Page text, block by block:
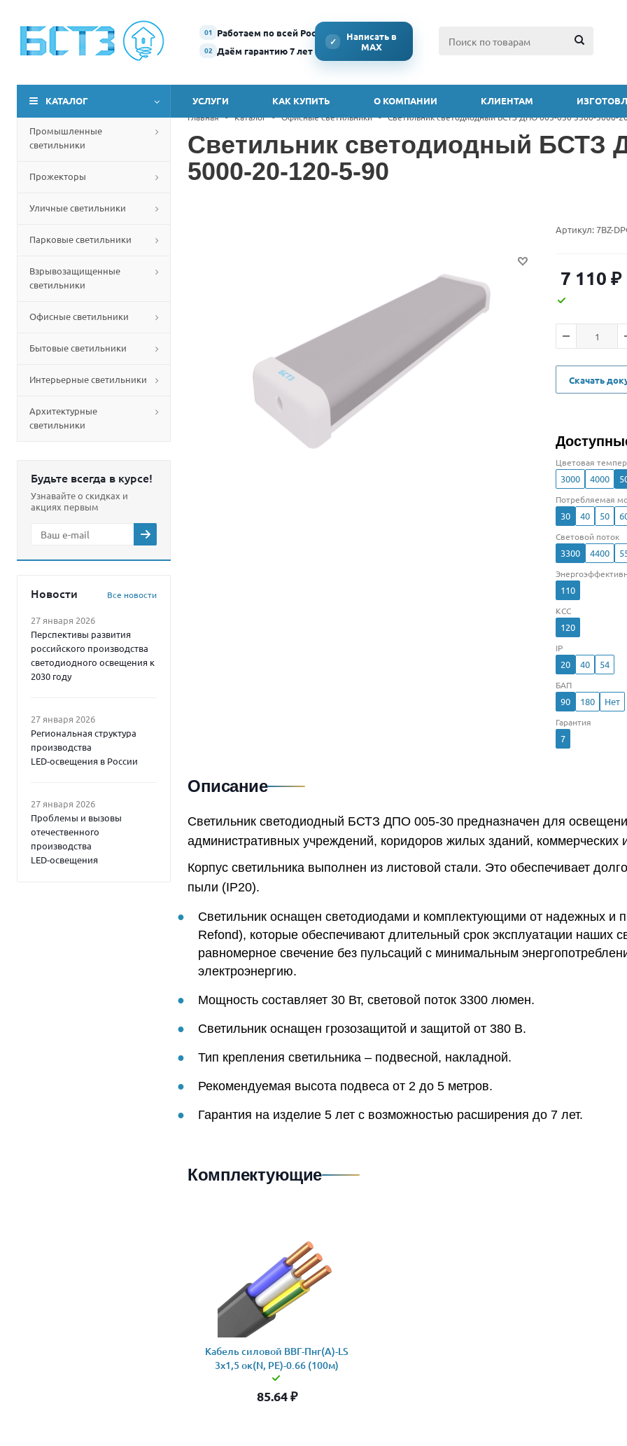
01 Работаем по всей России
02 Даём гарантию 7 лет
✓
Написать в
MAX
КАТАЛОГ УСЛУГИ КАК КУПИТЬ О КОМПАНИИ КЛИЕНТАМ
Промышленные
светильники
Прожекторы
Уличные светильники
Парковые светильники
Взрывозащищенные
светильники
Офисные светильники
Бытовые светильники
Интерьерные светильники
Архитектурные
светильники
Будьте всегда в курсе!
Узнавайте о скидках и
акциях первым
Новости Все новости
27 января 2026
Перспективы развития
российского производства
светодиодного освещения к
2030 году
27 января 2026
Региональная структура
производства
LED‑освещения в России
27 января 2026
Проблемы и вызовы
отечественного
производства
LED‑освещения
Главная - Каталог - Офисные светильники - Светильник светодиодный БСТЗ ДПО 005-030 3300-5000-
Светильник светодиодный БСТЗ
5000-20-120-5-90
Артикул:7BZ-
7 110 ₽
Скачать
Цветовая
3000 4000
Потребляемая
30 40 50
Световой поток
3300 4400
110
КСС
120
IP
20 40 54
БАП
90 180 Нет
Гарантия
7
Описание
Светильник светодиодный БСТЗ ДПО 005-30 предназначен для
административных учреждений, коридоров жилых зданий,
Корпус светильника выполнен из листовой стали. Это обеспечивает
пыли (IP20).
Светильник оснащен светодиодами и комплектующими от надежных и
Refond), которые обеспечивают длительный срок эксплуатации наших
равномерное свечение без пульсаций с минимальным
электроэнергию.
Мощность составляет 30 Вт, световой поток 3300 люмен.
Светильник оснащен грозозащитой и защитой от 380 В.
Тип крепления светильника – подвесной, накладной.
Рекомендуемая высота подвеса от 2 до 5 метров.
Гарантия на изделие 5 лет с возможностью расширения до 7 лет.
Комплектующие
Кабель силовой ВВГ-Пнг(А)-LS
3x1,5 ок(N, PE)-0.66 (100м)
85.64₽